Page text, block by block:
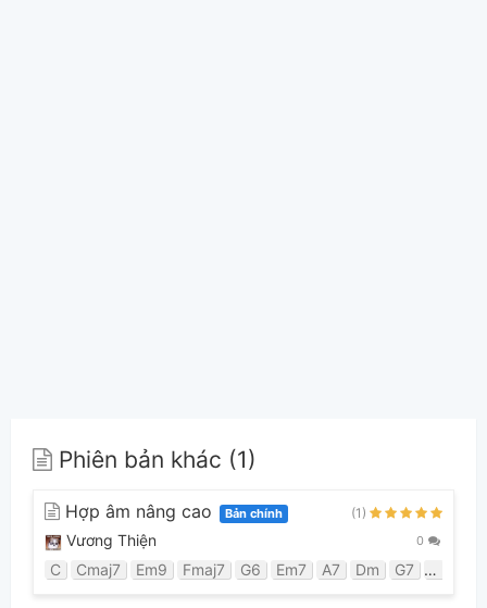
Phiên bản khác (1)
Hợp âm nâng cao Bản chính (1)
Vương Thiện 0
C Cmaj7 Em9 Fmaj7 G6 Em7 A7 Dm G7 F